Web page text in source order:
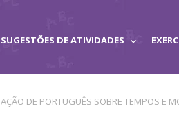
SUGESTÕES DE ATIVIDADES
DE PORTUGUÊS SOBRE TEMPOS E